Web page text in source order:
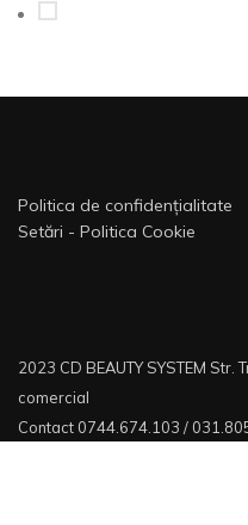
Politica de confidențialitate
Setări - Politica Cookie
2023 CD BEAUTY SYSTEM Str.
comercial
Contact 0744.674.103 /